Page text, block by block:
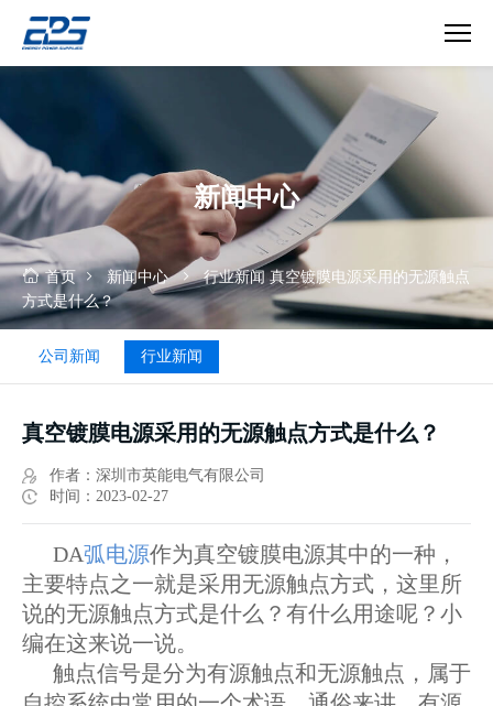
镀
电
源
采
用
的
源
么？
新闻中心
首页 新闻中心 行业新闻 真空镀膜电源采用的无源触点
方式是什么？
公司新闻 行业新闻
真空镀膜电源采用的无源触点方式是什么？
作者：深圳市英能电气有限公司
时间：2023-02-27
DA弧电源作为真空镀膜电源其中的一种，
主要特点之一就是采用无源触点方式，这里所
说的无源触点方式是什么？有什么用途呢？小
编在这来说一说。
触点信号是分为有源触点和无源触点，属于